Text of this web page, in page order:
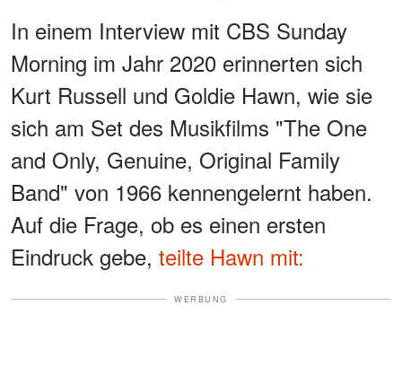
In einem Interview mit CBS Sunday
Morning im Jahr 2020 erinnerten sich
Kurt Russell und Goldie Hawn, wie sie
sich am Set des Musikfilms "The One
and Only, Genuine, Original Family
Band" von 1966 kennengelernt haben.
Auf die Frage, ob es einen ersten
Eindruck gebe, teilte Hawn mit:
WERBUNG